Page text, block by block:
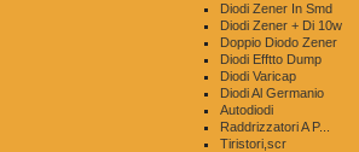
Diodi Zener In Smd
Diodi Zener + Di 10w
Doppio Diodo Zener
Diodi Efftto Dump
Diodi Varicap
Diodi Al Germanio
Autodiodi
Raddrizzatori A P...
Tiristori,scr